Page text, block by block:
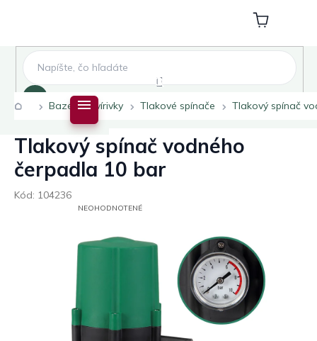
Nákupný
košík
Domov
Bazény a vírivky Tlakové spínače Tlakový spínač
Tlakový spínač vodného
čerpadla 10 bar
Kód: 104236
PRIEMERNÉ
HVIEZDIČIEK.
NEOHODNOTENÉ